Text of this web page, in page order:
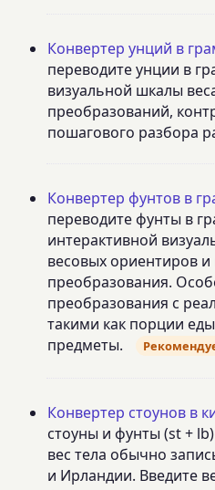
Конвертер унций в
переводите унции в
визуальной шкалы
преобразований,
пошагового разбора
Конвертер фунтов в
переводите фунты в
интерактивной
весовых ориентиров
преобразования.
преобразования с
такими как порции
предметы.
Конвертер стоунов в
стоуны и фунты (st +
вес тела обычно
и Ирландии. Введите